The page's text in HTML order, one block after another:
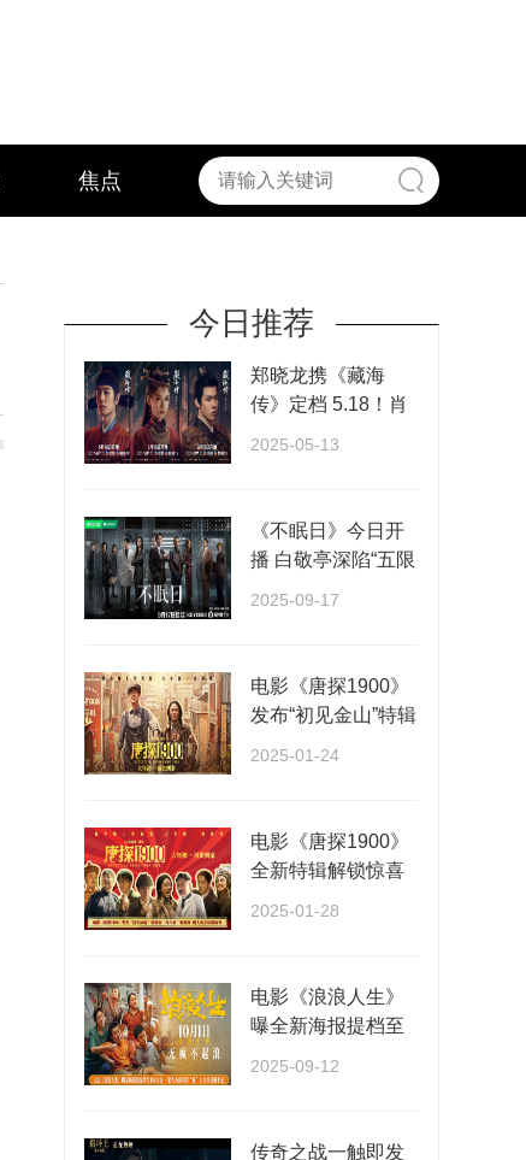
焦点
今日推荐
郑晓龙携《藏海
传》定档 5.18！肖
2025-05-13
《不眠日》今日开
播 白敬亭深陷“五限
2025-09-17
电影《唐探1900》
发布“初见金山”特辑
2025-01-24
电影《唐探1900》
全新特辑解锁惊喜
2025-01-28
电影《浪浪人生》
曝全新海报提档至
2025-09-12
传奇之战一触即发